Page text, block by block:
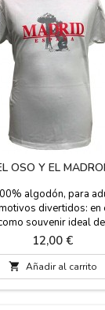
OSO Y EL
algodón, para
divertidos: en
souvenir ideal
Precio
12,00 €
 Añadir al carrito